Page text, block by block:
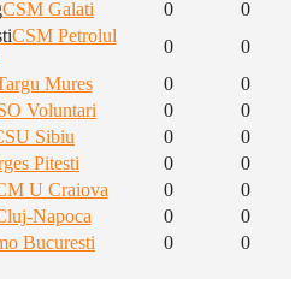
CSM Galati 0
0
CSM Petrolul
0
0
Mures 0
0
Voluntari 0
0
Sibiu 0
0
Pitesti 0
0
U Craiova 0
0
Napoca 0
0
Bucuresti 0
0